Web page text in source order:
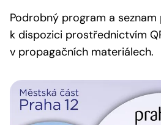
Podrobný program a
k dispozici prostřednictvím
v propagačních materiálech.